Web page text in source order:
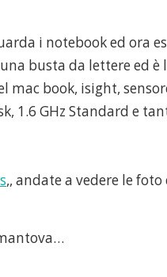
i notebook ed ora
busta da lettere ed è
mac book, isight,
1.6 GHz Standard e
,, andate a vedere le